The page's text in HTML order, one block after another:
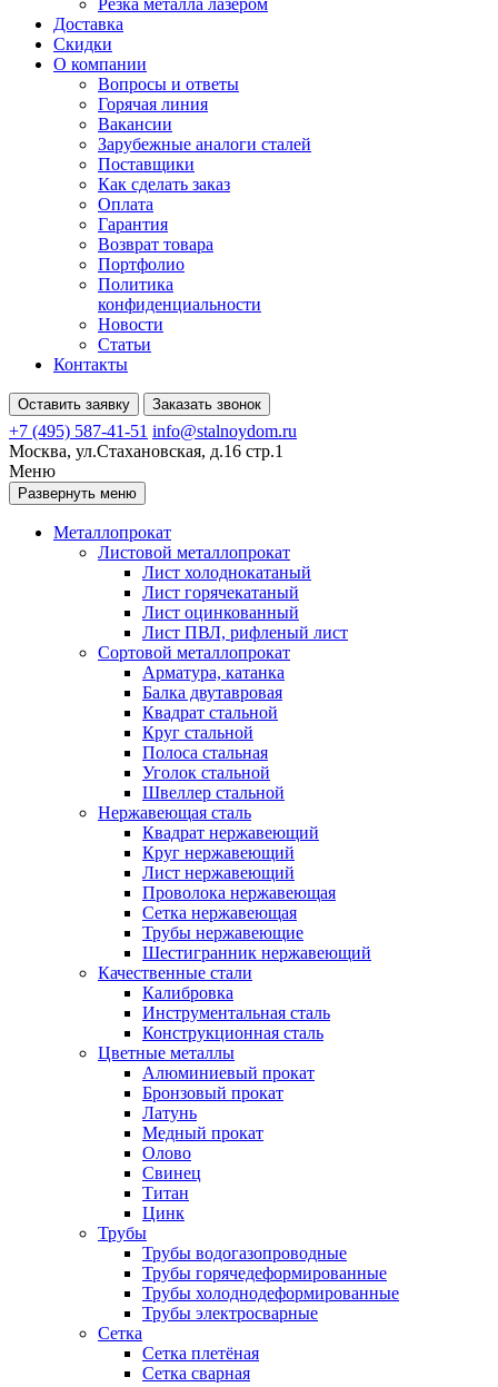
Резка металла лазером
Доставка
Скидки
О компании
Вопросы и ответы
Горячая линия
Вакансии
Зарубежные аналоги сталей
Поставщики
Как сделать заказ
Оплата
Гарантия
Возврат товара
Портфолио
Политика
конфиденциальности
Новости
Статьи
Контакты
Оставить заявку Заказать звонок
+7 (495) 587-41-51 info@stalnoydom.ru
Москва, ул.Стахановская, д.16 стр.1
Меню
Развернуть меню
Металлопрокат
Листовой металлопрокат
Лист холоднокатаный
Лист горячекатаный
Лист оцинкованный
Лист ПВЛ, рифленый лист
Сортовой металлопрокат
Арматура, катанка
Балка двутавровая
Квадрат стальной
Круг стальной
Полоса стальная
Уголок стальной
Швеллер стальной
Нержавеющая сталь
Квадрат нержавеющий
Круг нержавеющий
Лист нержавеющий
Проволока нержавеющая
Сетка нержавеющая
Трубы нержавеющие
Шестигранник нержавеющий
Качественные стали
Калибровка
Инструментальная сталь
Конструкционная сталь
Цветные металлы
Алюминиевый прокат
Бронзовый прокат
Латунь
Медный прокат
Олово
Свинец
Титан
Цинк
Трубы
Трубы водогазопроводные
Трубы горячедеформированные
Трубы холоднодеформированные
Трубы электросварные
Сетка
Сетка плетёная
Сетка сварная